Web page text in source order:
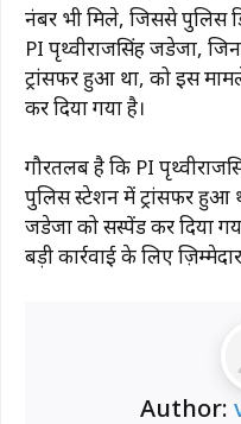
नंबर भी मिले, जिससे पुलिस
PI पृथ्वीराजसिंह जडेजा,
ट्रांसफर हुआ था, को इस
कर दिया गया है।
गौरतलब है कि PI
पुलिस स्टेशन में ट्रांसफर हुआ
जडेजा को सस्पेंड कर दिया
बड़ी कार्रवाई के लिए
Author: